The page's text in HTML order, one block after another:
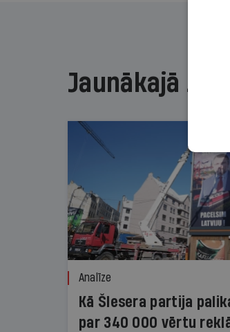
Jaunākajā
Analīze
Kā Šlesera partija
par 340 000 vērtu